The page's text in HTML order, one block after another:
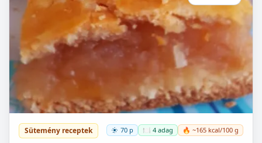
Sütemény receptek 70 p 🍽️ 4 adag 🔥 ~165 kcal/100 g